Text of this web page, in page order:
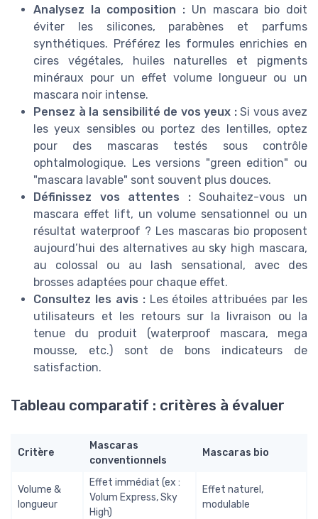
Analysez la composition : Un mascara bio doit
éviter les silicones, parabènes et parfums
synthétiques. Préférez les formules enrichies en
cires végétales, huiles naturelles et pigments
minéraux pour un effet volume longueur ou un
mascara noir intense.
Pensez à la sensibilité de vos yeux :Si vous avez
les yeux sensibles ou portez des lentilles, optez
pour des mascaras testés sous contrôle
ophtalmologique. Les versions "green edition" ou
"mascara lavable" sont souvent plus douces.
Définissez vos attentes :Souhaitez-vous un
mascara effet lift, un volume sensationnel ou un
résultat waterproof ? Les mascaras bio proposent
aujourd’hui des alternatives au sky high mascara,
au colossal ou au lash sensational, avec des
brosses adaptées pour chaque effet.
Consultez les avis :Les étoiles attribuées par les
utilisateurs et les retours sur la livraison ou la
tenue du produit (waterproof mascara, mega
mousse, etc.) sont de bons indicateurs de
satisfaction.
Tableau comparatif : critères à évaluer
Critère
Mascaras
conventionnels
Mascaras bio
Volume &
longueur
Effet immédiat (ex :
Volum Express, Sky
High)
Effet naturel,
modulable